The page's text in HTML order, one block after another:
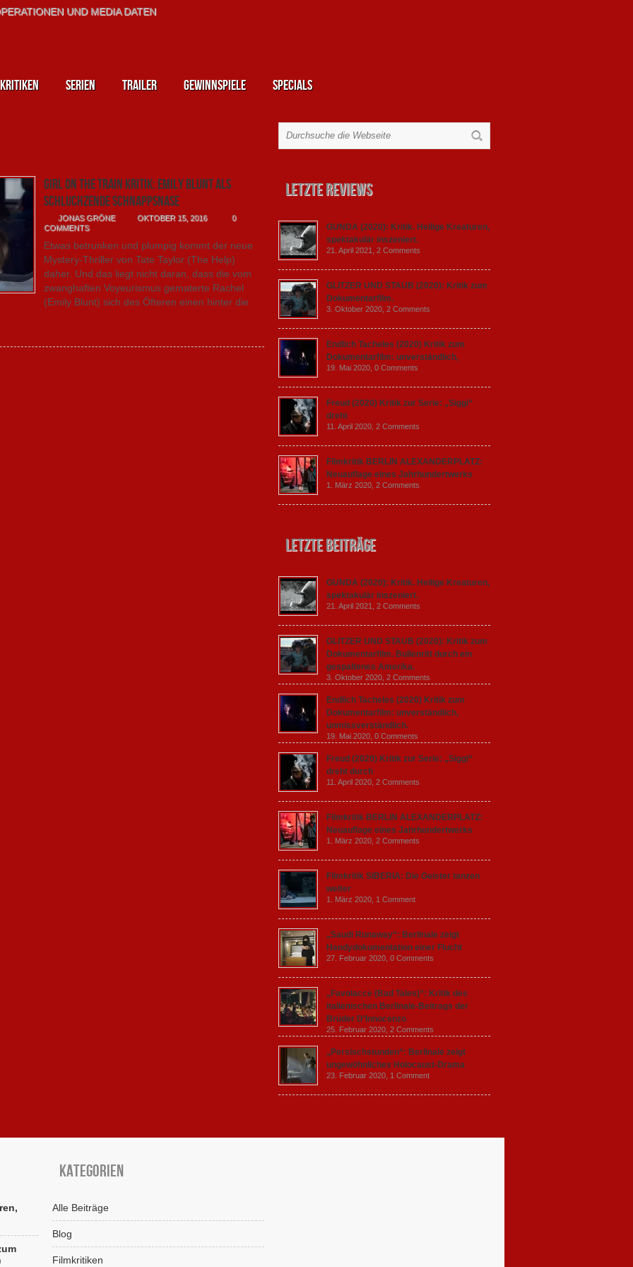
UND MEDIA DATEN
Serien Trailer Gewinnspiele Specials
Girl on the Train Kritik: Emily Blunt als
schluchzende Schnappsnase
JONAS GRÖNE OKTOBER 15, 2016
0
COMMENTS
Etwas betrunken und plumpig kommt der neue
Mystery-Thriller von Tate Taylor (The Help)
daher. Und das liegt nicht daran, dass die vom
zwanghaften Voyeurismus gematerte Rachel
(Emily Blunt) sich des Öfteren einen hinter die
Letzte Reviews
GUNDA (2020): Kritik. Heilige Kreaturen,
spektakulär inszeniert.
21. April 2021, 2 Comments
GLITZER UND STAUB (2020): Kritik zum
Dokumentarfilm.
3. Oktober 2020, 2 Comments
Endlich Tacheles (2020) Kritik zum
Dokumentarfilm: unverständlich,
19. Mai 2020, 0 Comments
Freud (2020) Kritik zur Serie: „Siggi“
dreht
11. April 2020, 2 Comments
Filmkritik BERLIN ALEXANDERPLATZ:
Neuauflage eines Jahrhundertwerks
1. März 2020, 2 Comments
Letzte Beiträge
GUNDA (2020): Kritik. Heilige Kreaturen,
spektakulär inszeniert.
21. April 2021, 2 Comments
GLITZER UND STAUB (2020): Kritik zum
Dokumentarfilm. Bullenritt durch ein
gespaltenes Amerika.
3. Oktober 2020, 2 Comments
Endlich Tacheles (2020) Kritik zum
Dokumentarfilm: unverständlich,
unmissverständlich.
19. Mai 2020, 0 Comments
Freud (2020) Kritik zur Serie: „Siggi“
dreht durch
11. April 2020, 2 Comments
Filmkritik BERLIN ALEXANDERPLATZ:
Neuauflage eines Jahrhundertwerks
1. März 2020, 2 Comments
Filmkritik SIBERIA: Die Geister tanzen
weiter
1. März 2020, 1 Comment
„Saudi Runaway“: Berlinale zeigt
Handydokumentation einer Flucht
27. Februar 2020, 0 Comments
„Favolacce (Bad Tales)“: Kritik des
italienischen Berlinale-Beitrags der
Brüder D’Innocenzo
25. Februar 2020, 2 Comments
„Persischstunden“: Berlinale zeigt
ungewöhnliches Holocaust-Drama
23. Februar 2020, 1 Comment
Kategorien
Alle Beiträge
Blog
Filmkritiken